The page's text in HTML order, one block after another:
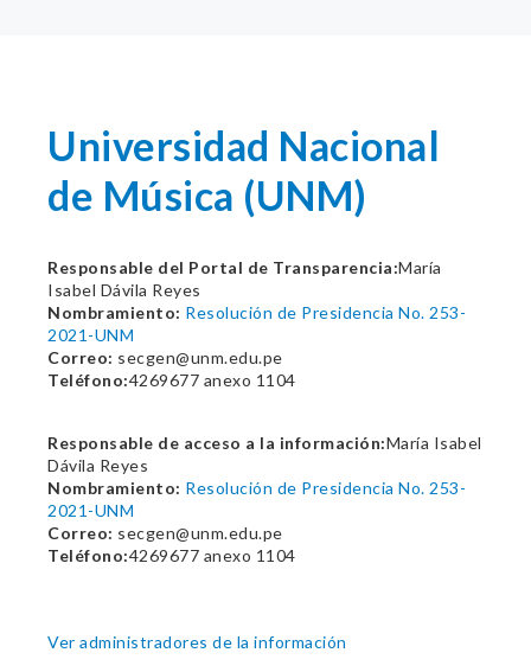
Universidad Nacional
de Música (UNM)
Responsable del Portal de Transparencia:María
Isabel Dávila Reyes
Nombramiento: Resolución de Presidencia No. 253-
2021-UNM
Correo: secgen@unm.edu.pe
Teléfono:4269677 anexo 1104
Responsable de acceso a la información:María Isabel
Dávila Reyes
Nombramiento: Resolución de Presidencia No. 253-
2021-UNM
Correo: secgen@unm.edu.pe
Teléfono:4269677 anexo 1104
Ver administradores de la información